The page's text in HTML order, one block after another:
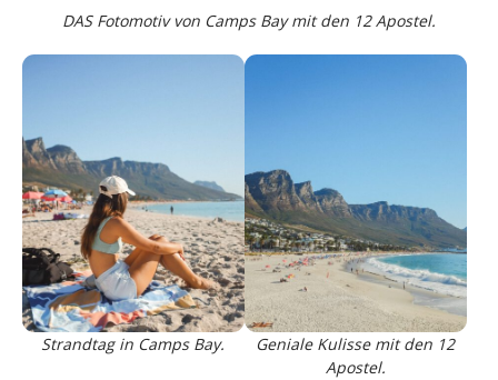
DAS Fotomotiv von Camps Bay mit den 12 Apostel.
Strandtag in Camps Bay.
Geniale Kulisse mit den 12
Apostel.